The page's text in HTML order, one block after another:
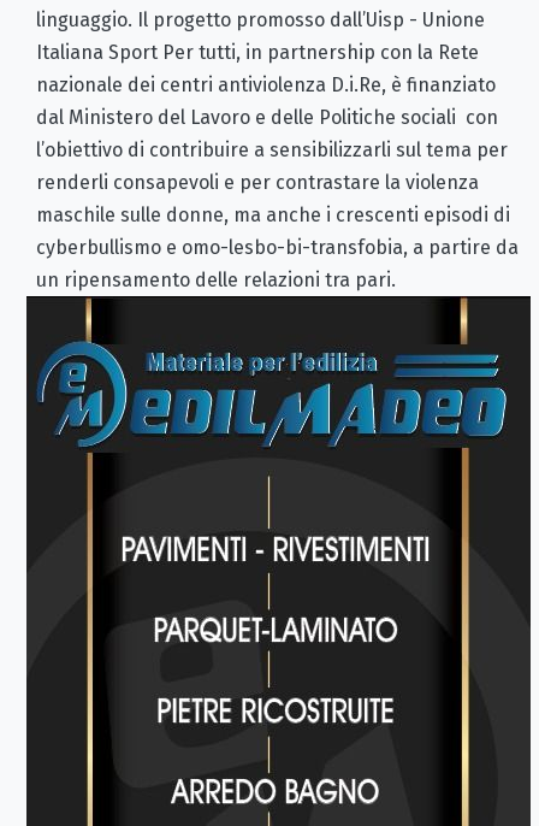
linguaggio. Il progetto promosso dall’Uisp - Unione
Italiana Sport Per tutti, in partnership con la Rete
nazionale dei centri antiviolenza D.i.Re, è finanziato
dal Ministero del Lavoro e delle Politiche sociali con
l’obiettivo di contribuire a sensibilizzarli sul tema per
renderli consapevoli e per contrastare la violenza
maschile sulle donne, ma anche i crescenti episodi di
cyberbullismo e omo-lesbo-bi-transfobia, a partire da
un ripensamento delle relazioni tra pari.